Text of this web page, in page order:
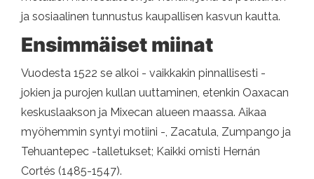
ja sosiaalinen tunnustus kaupallisen kasvun kautta.
Ensimmäiset miinat
Vuodesta 1522 se alkoi - vaikkakin pinnallisesti -
jokien ja purojen kullan uuttaminen, etenkin Oaxacan
keskuslaakson ja Mixecan alueen maassa. Aikaa
myöhemmin syntyi motiini -, Zacatula, Zumpango ja
Tehuantepec -talletukset; Kaikki omisti Hernán
Cortés (1485-1547).